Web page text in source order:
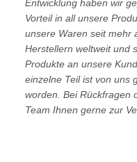
Entwicklung haben wir
Vorteil in all unsere
unsere Waren seit mehr
Herstellern weltweit und
Produkte an unsere
einzelne Teil ist von uns
worden. Bei Rückfragen
Team Ihnen gerne zur